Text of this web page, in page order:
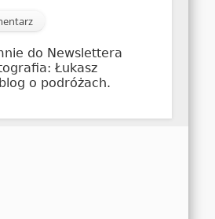
do Newslettera
Łukasz
o podróżach.